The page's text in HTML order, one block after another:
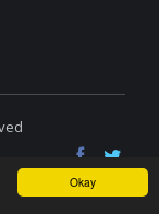
Okay